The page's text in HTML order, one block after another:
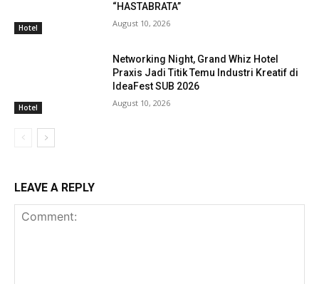
Hotel
“HASTABRATA”
August 10, 2026
Hotel
Networking Night, Grand Whiz Hotel
Praxis Jadi Titik Temu Industri Kreatif di
IdeaFest SUB 2026
August 10, 2026
LEAVE A REPLY